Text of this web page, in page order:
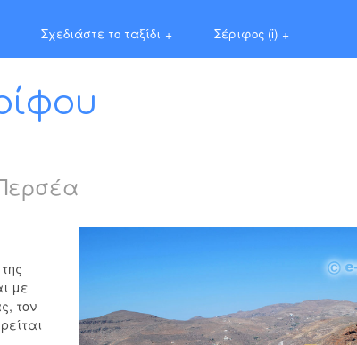
Σχεδιάστε το ταξίδι + Σέριφος (i) +
με
τον